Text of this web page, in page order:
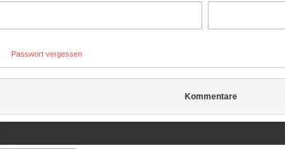
Passwort vergessen
Kommentare